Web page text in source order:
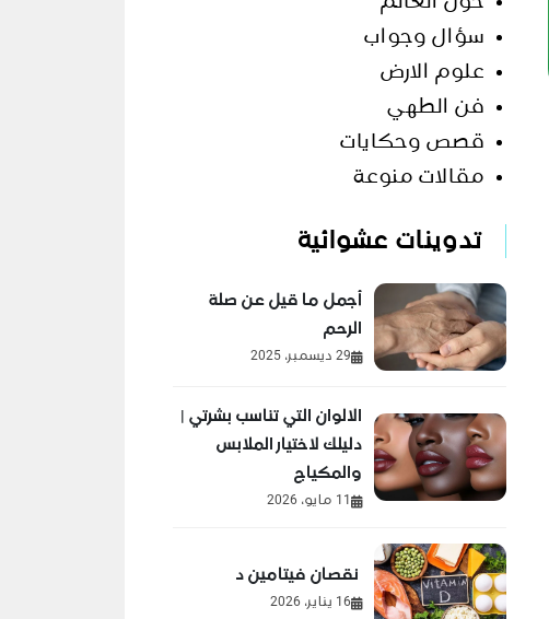
سؤال وجواب
علوم الارض
فن الطهي
قصص وحكايات
مقالات منوعة
تدوينات عشوائية
أجمل ما قيل عن صلة
الرحم
29 ديسمبر، 2025
الالوان التي تناسب بشرتي |
دليلك لاختيار الملابس
والمكياج
11 مايو، 2026
نقصان فيتامين د
16 يناير، 2026